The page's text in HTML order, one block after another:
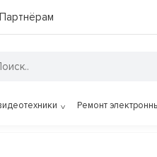
Партнёрам
Ремонт